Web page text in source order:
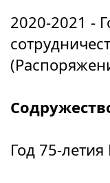
2020-2021 -
Год 75-